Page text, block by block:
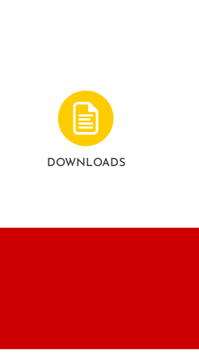
DOWNLOADS